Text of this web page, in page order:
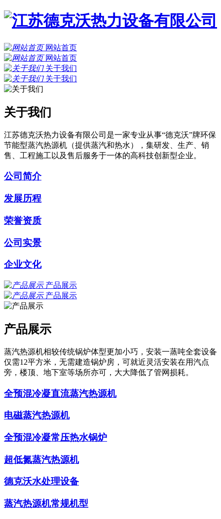
网站首页
网站首页
关于我们
关于我们
关于我们
江苏德克沃热力设备有限公司是一家专业从事“德克沃”牌环保
节能型蒸汽热源机（提供蒸汽和热水），集研发、生产、销
售、工程施工以及售后服务于一体的高科技创新型企业。
公司简介
发展历程
荣誉资质
公司实景
企业文化
产品展示
产品展示
产品展示
蒸汽热源机相较传统锅炉体型更加小巧，安装一蒸吨全套设备
仅需12平方米，无需建造锅炉房，可就近灵活安装在用汽点
旁，楼顶、地下室等场所亦可，大大降低了管网损耗。
全预混冷凝直流蒸汽热源机
电磁蒸汽热源机
全预混冷凝常压热水锅炉
超低氮蒸汽热源机
德克沃水处理设备
蒸汽热源机常规机型